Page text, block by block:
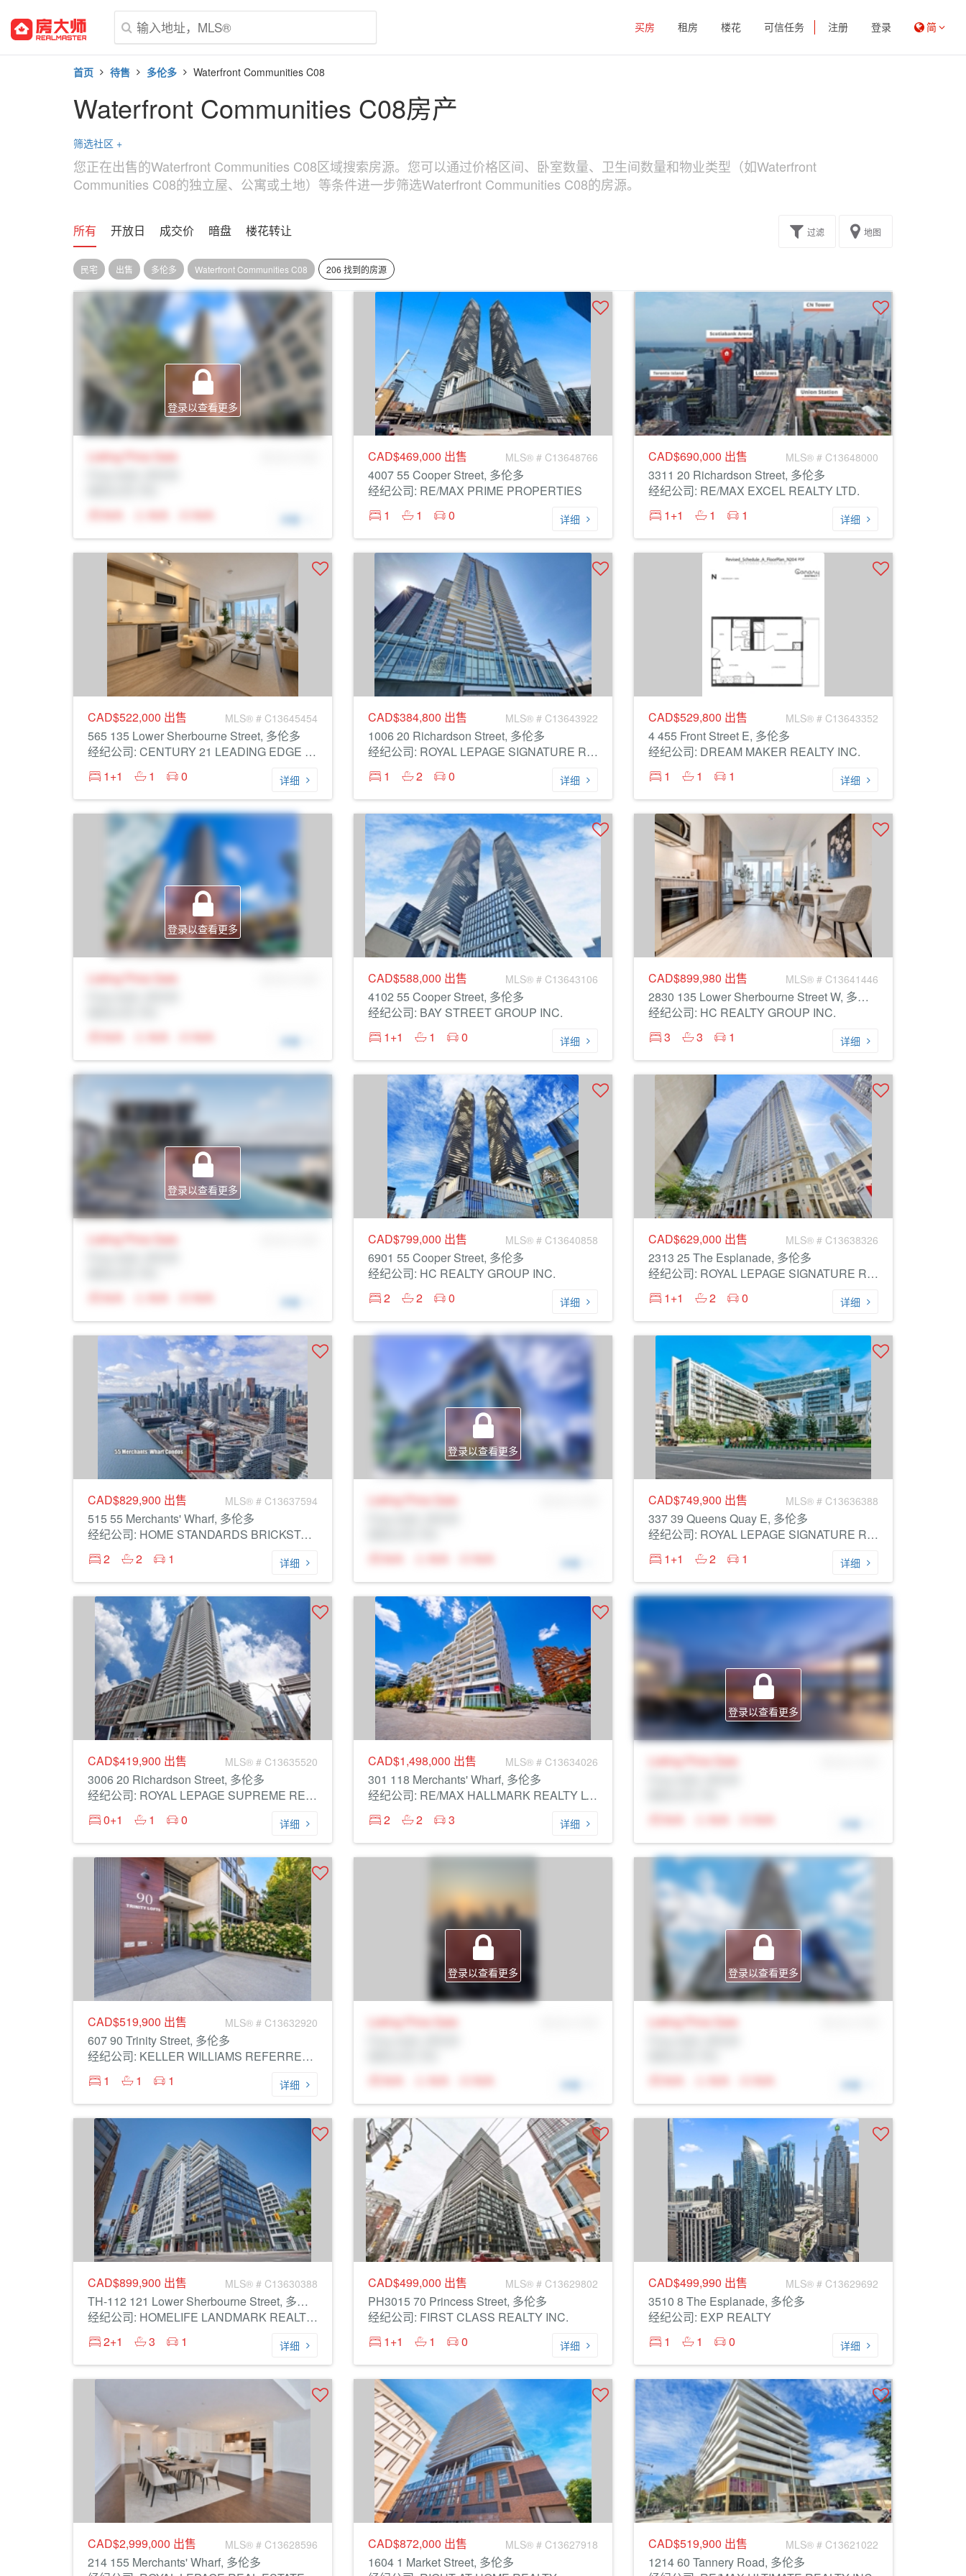
买房 租房 楼花 可信任务 注册 登录 简
首页 待售 多伦多 Waterfront Communities C08
Waterfront Communities C08房产
筛选社区 +
您正在出售的Waterfront Communities C08区域搜索房源。您可以通过价格区间、卧室数量、卫生间数量和物业类型（如Waterfront
Communities C08的独立屋、公寓或土地）等条件进一步筛选Waterfront Communities C08的房源。
所有 开放日 成交价 暗盘 楼花转让 过滤 地图
民宅 出售 多伦多 Waterfront Communities C08 206 找到的房源
登录以查看更多
Listing Price Sale
N/A
N/A N/A 详细
CAD$469,000 出售 MLS® # C13648766
4007 55 Cooper Street, 多伦多
经纪公司: RE/MAX PRIME PROPERTIES
1
1 0 详细
CAD$690,000 出售 MLS® # C13648000
3311 20 Richardson Street, 多伦多
经纪公司: RE/MAX EXCEL REALTY LTD.
1+1
1 1 详细
CAD$522,000 出售 MLS® # C13645454
565 135 Lower Sherbourne Street, 多伦多
经纪公司: CENTURY 21 LEADING EDGE REALTY INC.
1+1
1 0 详细
CAD$384,800 出售 MLS® # C13643922
1006 20 Richardson Street, 多伦多
经纪公司: ROYAL LEPAGE SIGNATURE REALTY
1
2 0 详细
CAD$529,800 出售 MLS® # C13643352
4 455 Front Street E, 多伦多
经纪公司: DREAM MAKER REALTY INC.
1
1 1 详细
登录以查看更多
Listing Price Sale
N/A
N/A N/A 详细
CAD$588,000 出售 MLS® # C13643106
4102 55 Cooper Street, 多伦多
经纪公司: BAY STREET GROUP INC.
1+1
1 0 详细
CAD$899,980 出售 MLS® # C13641446
2830 135 Lower Sherbourne Street W, 多伦多
经纪公司: HC REALTY GROUP INC.
3
3 1 详细
登录以查看更多
Listing Price Sale
N/A
N/A N/A 详细
CAD$799,000 出售 MLS® # C13640858
6901 55 Cooper Street, 多伦多
经纪公司: HC REALTY GROUP INC.
2
2 0 详细
CAD$629,000 出售 MLS® # C13638326
2313 25 The Esplanade, 多伦多
经纪公司: ROYAL LEPAGE SIGNATURE REALTY
1+1
2 0 详细
CAD$829,900 出售 MLS® # C13637594
515 55 Merchants' Wharf, 多伦多
经纪公司: HOME STANDARDS BRICKSTONE REALTY
2
2 1 详细
登录以查看更多
Listing Price Sale
N/A
N/A N/A 详细
CAD$749,900 出售 MLS® # C13636388
337 39 Queens Quay E, 多伦多
经纪公司: ROYAL LEPAGE SIGNATURE REALTY
1+1
2 1 详细
CAD$419,900 出售 MLS® # C13635520
3006 20 Richardson Street, 多伦多
经纪公司: ROYAL LEPAGE SUPREME REALTY
0+1
1 0 详细
CAD$1,498,000 出售 MLS® # C13634026
301 118 Merchants' Wharf, 多伦多
经纪公司: RE/MAX HALLMARK REALTY LTD.
2
2 3 详细
登录以查看更多
Listing Price Sale
N/A
N/A N/A 详细
CAD$519,900 出售 MLS® # C13632920
607 90 Trinity Street, 多伦多
经纪公司: KELLER WILLIAMS REFERRED URBAN REALTY
1
1 1 详细
登录以查看更多
Listing Price Sale
N/A
N/A N/A 详细
登录以查看更多
Listing Price Sale
N/A
N/A N/A 详细
CAD$899,900 出售 MLS® # C13630388
TH-112 121 Lower Sherbourne Street, 多伦多
经纪公司: HOMELIFE LANDMARK REALTY INC.
2+1
3 1 详细
CAD$499,000 出售 MLS® # C13629802
PH3015 70 Princess Street, 多伦多
经纪公司: FIRST CLASS REALTY INC.
1+1
1 0 详细
CAD$499,990 出售 MLS® # C13629692
3510 8 The Esplanade, 多伦多
经纪公司: EXP REALTY
1
1 0 详细
CAD$2,999,000 出售 MLS® # C13628596
214 155 Merchants' Wharf, 多伦多
CAD$872,000 出售 MLS® # C13627918
1604 1 Market Street, 多伦多
CAD$519,900 出售 MLS® # C13621022
1214 60 Tannery Road, 多伦多